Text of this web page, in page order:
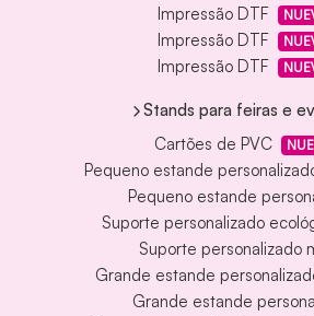
Impressão DTF
Impressão DTF
Impressão DTF
Stands para feiras e
Cartões de PVC
Pequeno estande
Pequeno estande
Suporte personalizado
Suporte personalizado
Grande estande
Grande estande